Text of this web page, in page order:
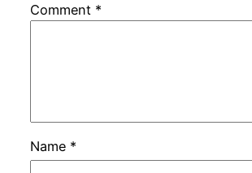
Comment *
Name *